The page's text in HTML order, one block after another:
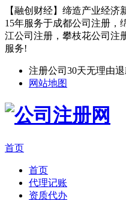
【融创财经】缔造产业经济
15年服务于成都公司注册，
江公司注册，攀枝花公司注
服务!
注册公司30天无理由
网站地图
首页
首页
代理记账
资质代办